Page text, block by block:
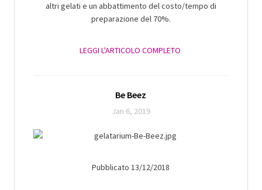
altri gelati e un abbattimento del costo/tempo di
preparazione del 70%.
LEGGI L'ARTICOLO COMPLETO
Be Beez
Jan 6, 2019
Pubblicato 13/12/2018